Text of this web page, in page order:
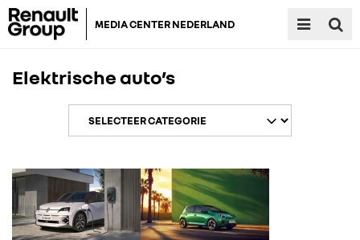
MEDIA CENTER NEDERLAND
Elektrische auto’s